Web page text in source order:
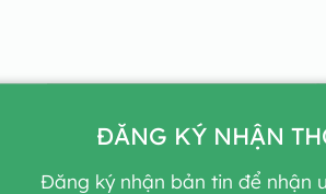
ĐĂNG KÝ NHẬN
Đăng ký nhận bản tin để nhận